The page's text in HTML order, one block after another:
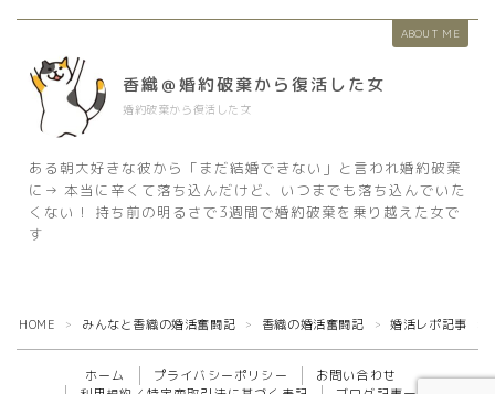
ABOUT ME
香織＠婚約破棄から復活した女
婚約破棄から復活した女
ある朝大好きな彼から「まだ結婚できない」と言われ婚約破棄
に→ 本当に辛くて落ち込んだけど、いつまでも落ち込んでいた
くない！ 持ち前の明るさで3週間で婚約破棄を乗り越えた女で
す
HOME ＞ みんなと香織の婚活奮闘記 ＞ 香織の婚活奮闘記 ＞ 婚活レポ記事
ホーム プライバシーポリシー
お問い合わせ